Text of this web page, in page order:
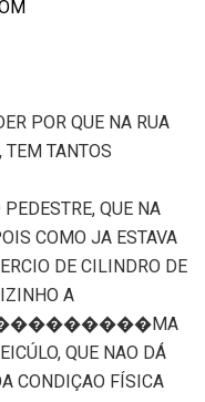
POR QUE NA RUA
TEM TANTOS
QUE NA
COMO JA ESTAVA
DE CILINDRO DE
A
QUE NAO DÁ
CONDIÇAO FÍSICA